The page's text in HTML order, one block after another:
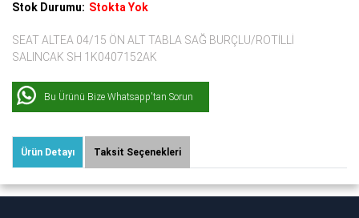
Stok Durumu: Stokta Yok
SEAT ALTEA 04/15 ÖN ALT TABLA SAĞ BURÇLU/ROTİLLİ
SALINCAK SH 1K0407152AK
Bu Ürünü Bize Whatsapp'tan Sorun
Ürün Detayı Taksit Seçenekleri